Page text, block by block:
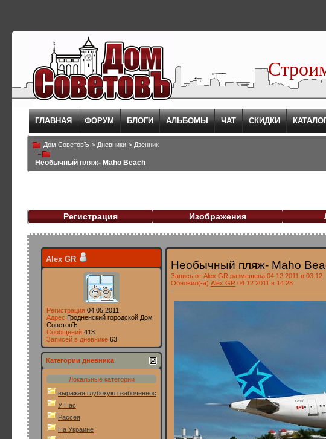
ГЛАВНАЯ ФОРУМ БЛОГИ АЛЬБОМЫ ЧАТ СКИДКИ
Дом СоветовЪ > Дневники > Дзенник
Необычный пляж- Maho Beach
Регистрация Изображения
Необычный пляж- Maho
Запись от Alex GR размещена 04.12.2011 в 03:12
Обновил(-а) Alex GR 04.12.2011 в 14:28
Alex GR
Регистрация 04.05.2011
Адрес Гродненский городской Дом
СоветовЪ
Сообщений 413
Записей в дневнике 63
Категории дневника
Локальные категории
выражая глубокую озабоченность
У Нас
Рассея
На Украине